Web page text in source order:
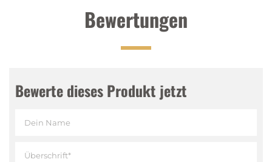
Bewertungen
Bewerte dieses Produkt jetzt